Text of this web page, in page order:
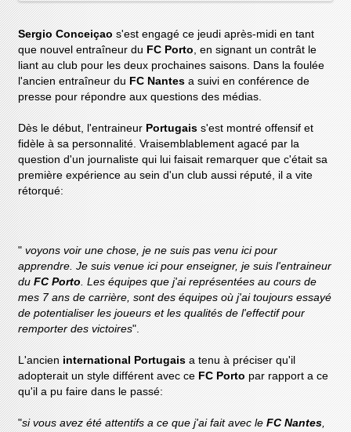
Sergio Conceiçao s'est engagé ce jeudi après-midi en tant
que nouvel entraîneur du FC Porto, en signant un contrât le
liant au club pour les deux prochaines saisons. Dans la foulée
l'ancien entraîneur du FC Nantes a suivi en conférence de
presse pour répondre aux questions des médias.
Dès le début, l'entraineur Portugaiss'est montré offensif et
fidèle à sa personnalité. Vraisemblablement agacé par la
question d'un journaliste qui lui faisait remarquer que c'était sa
première expérience au sein d'un club aussi réputé, il a vite
rétorqué:
"voyons voir une chose, je ne suis pas venu ici pour
apprendre. Je suis venue ici pour enseigner, je suis l'entraineur
duFC Porto. Les équipes que j'ai représentées au cours de
mes 7 ans de carrière, sont des équipes où j'ai toujours essayé
de potentialiser les joueurs et les qualités de l'effectif pour
remporter des victoires".
L'ancieninternational Portugais a tenu à préciser qu'il
adopterait un style différent avec ce FC Porto par rapport a ce
qu'il a pu faire dans le passé:
"si vous avez été attentifs a ce que j'ai fait avec leFC Nantes,